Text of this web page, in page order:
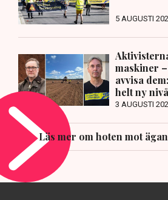
5 AUGUSTI
maskiner
avvisa
helt ny
3 AUGUSTI
Läs mer om hoten mot